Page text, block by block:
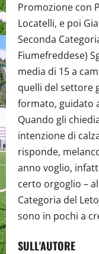
Promozione con
Locatelli, e poi
Seconda
Fiumefreddese)
media di 15 a
quelli del settore
formato, guidato
Quando gli
intenzione di
risponde,
anno voglio,
certo orgoglio –
Categoria del
sono in pochi a
SULL'AUTORE